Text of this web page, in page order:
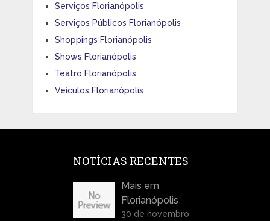
Serviços Florianópolis
Serviços Públicos Florianópolis
Shoppings Florianópolis
Shows Florianópolis
Teatro Florianópolis
Veículos Florianópolis
NOTÍCIAS RECENTES
Mais em
Florianópolis
30 de novembro